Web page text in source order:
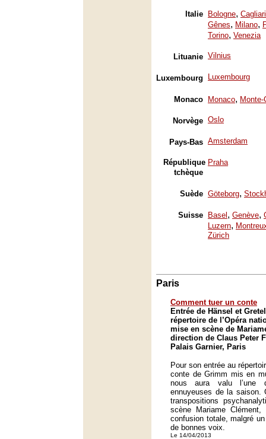
Italie Bologne, Cagliari
Gênes, Milano,
Torino, Venezia
Lituanie Vilnius
Luxembourg Luxembourg
Monaco Monaco, Monte-
Norvège Oslo
Pays-Bas Amsterdam
République
tchèque
Praha
Suède Göteborg,
Suisse Basel , Genève,
Luzern,
Zürich
Paris
Comment tuer un conte
Entrée de Hänsel et
répertoire de l’Opéra
mise en scène de
direction de Claus Peter
Palais Garnier, Paris
Pour son entrée au
conte de Grimm mis en
nous aura valu l’une
ennuyeuses de la saison.
transpositions
scène Mariame
confusion totale, malgré
de bonnes voix.
Le 14/04/2013